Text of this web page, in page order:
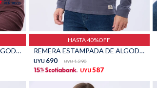
REMERA ESTAMPADA DE ALGODÓN - BORDO
HASTA 40%OFF
REMERA ESTAMPADA DE ALGODÓN - INDIGO
UYU 690 UYU 1.290
UYU587